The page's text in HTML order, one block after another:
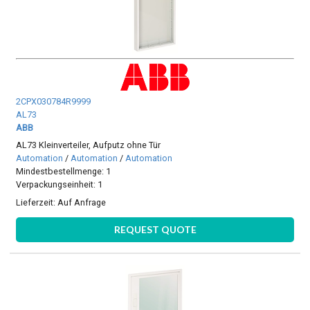
2CPX030784R9999
AL73
ABB
AL73 Kleinverteiler, Aufputz ohne Tür
Automation /Automation /Automation
Mindestbestellmenge: 1
Verpackungseinheit: 1
Lieferzeit: Auf Anfrage
REQUEST QUOTE